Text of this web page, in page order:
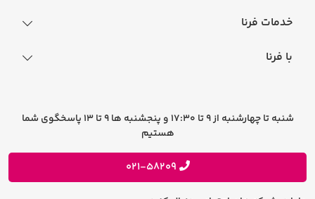
راهنمای خرید اقساطی
خدمات فرنا
شرایط و قوانین
با فرنا
فرصت های شغلی
پیشنهادات و انتقادات
شنبه تا چهارشنبه از 9 تا 17:30 و پنجشنبه ها 9 تا 13 پاسخگوی شما
هستیم
021-58209